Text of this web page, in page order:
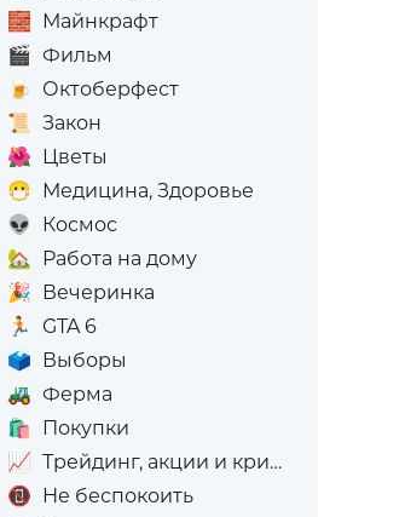
🧱 Майнкрафт
🎬 Фильм
🍺
Октоберфест
📜 Закон
🌺 Цветы
😷 Медицина, Здоровье
👽
Космос
🏡
Работа на дому
🎉 Вечеринка
🏃
GTA 6
🗳️ Выборы
🚜 Ферма
🛍️
Покупки
📈 Трейдинг, акции и криптовалюта
📵 Не беспокоить